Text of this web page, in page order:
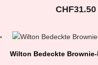
CHF31.50
Wilton Bedeckte